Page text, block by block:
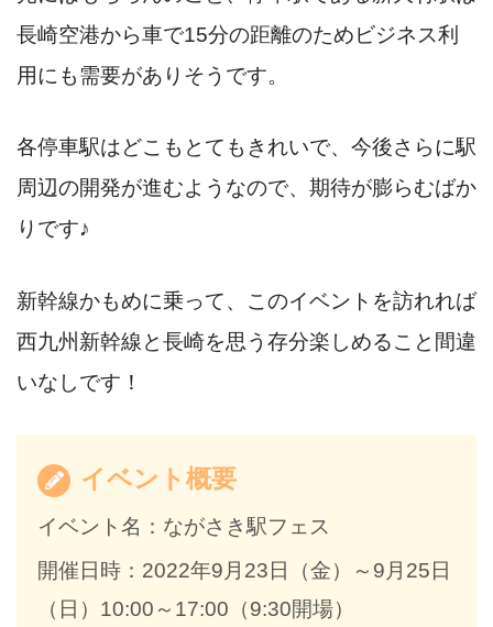
長崎空港から車で15分の距離のためビジネス利
用にも需要がありそうです。
各停車駅はどこもとてもきれいで、今後さらに駅
周辺の開発が進むようなので、期待が膨らむばか
りです♪
新幹線かもめに乗って、このイベントを訪れれば
西九州新幹線と長崎を思う存分楽しめること間違
いなしです！
イベント概要
イベント名：ながさき駅フェス
開催日時：2022年9月23日（金）～9月25日
（日）10:00～17:00（9:30開場）